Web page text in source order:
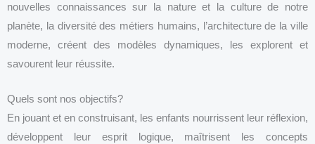
nouvelles connaissances sur la nature et la culture de notre
planète, la diversité des métiers humains, l’architecture de la ville
moderne, créent des modèles dynamiques, les explorent et
savourent leur réussite.
Quels sont nos objectifs?
En jouant et en construisant, les enfants nourrissent leur réflexion,
développent leur esprit logique, maîtrisent les concepts